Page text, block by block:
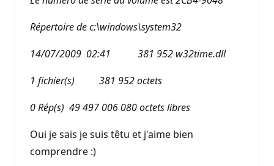
Répertoire de c:\windows\system32
14/07/2009 02:41 381 952 w32time.dll
1 fichier(s) 381 952 octets
0 Rép(s) 49 497 006 080 octets libres
Oui je sais je suis têtu et j'aime bien
comprendre :)